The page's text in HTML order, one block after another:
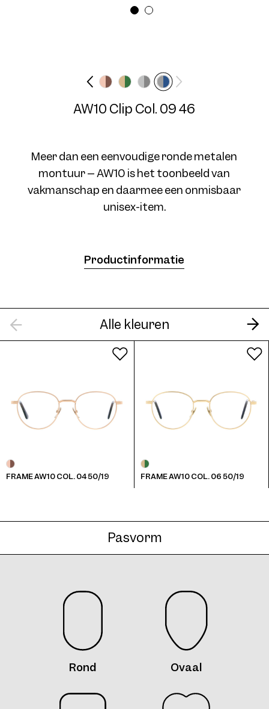
AW10 Clip Col. 09 46
Meer dan een eenvoudige ronde metalen
montuur – AW10 is het toonbeeld van
vakmanschap en daarmee een onmisbaar
unisex-item.
Productinformatie
Alle kleuren
FRAME AW10 COL. 04 50/19 FRAME AW10 COL. 06 50/19
Pasvorm
Rond Ovaal
Frame AW10 Col. 07 50/19
Frame AW10 Col. 09 50/19
AW10 Clip Col. 06 46